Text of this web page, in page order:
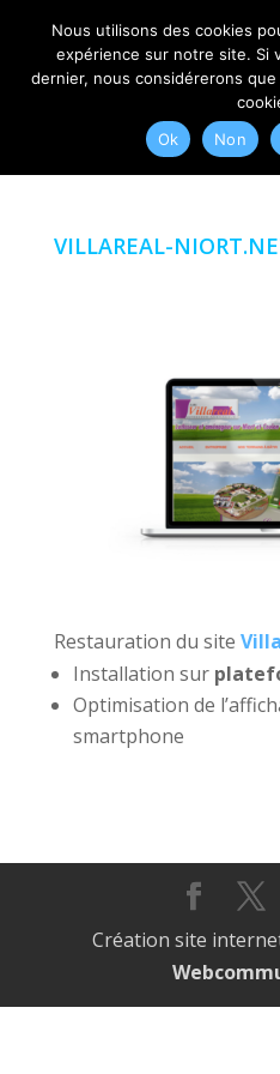
06 79 42 10 00
VILLAREAL-
Restauration du site
Installation sur
Optimisation de
smartphone
Création site
Nous utilisons des cookies
expérience sur notre site. Si
dernier, nous considérerons
Ok
Non